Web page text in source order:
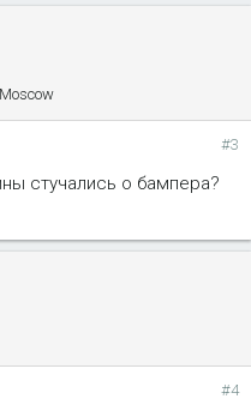
Moscow
#3
стучались о бампера?
#4